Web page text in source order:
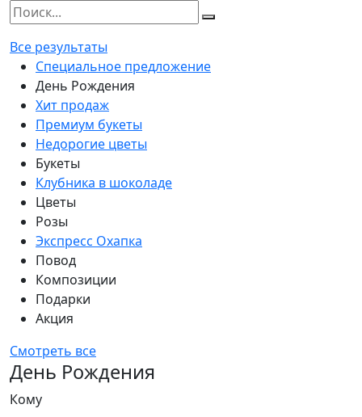
Все результаты
Специальное предложение
День Рождения
Хит продаж
Премиум букеты
Недорогие цветы
Букеты
Клубника в шоколаде
Цветы
Розы
Экспресс Охапка
Повод
Композиции
Подарки
Акция
Смотреть все
День Рождения
Кому